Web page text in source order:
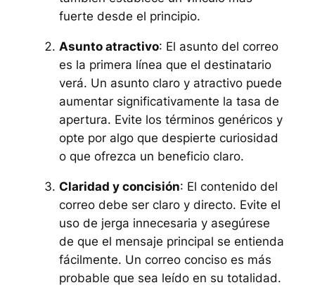
fuerte desde el principio.
Asunto atractivo: El asunto del correo
es la primera línea que el destinatario
verá. Un asunto claro y atractivo puede
aumentar significativamente la tasa de
apertura. Evite los términos genéricos y
opte por algo que despierte curiosidad
o que ofrezca un beneficio claro.
Claridad y concisión: El contenido del
correo debe ser claro y directo. Evite el
uso de jerga innecesaria y asegúrese
de que el mensaje principal se entienda
fácilmente. Un correo conciso es más
probable que sea leído en su totalidad.